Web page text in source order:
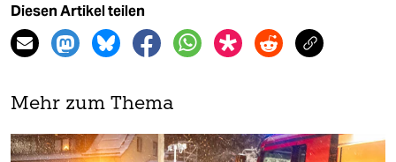
Diesen Artikel teilen
Mehr zum Thema